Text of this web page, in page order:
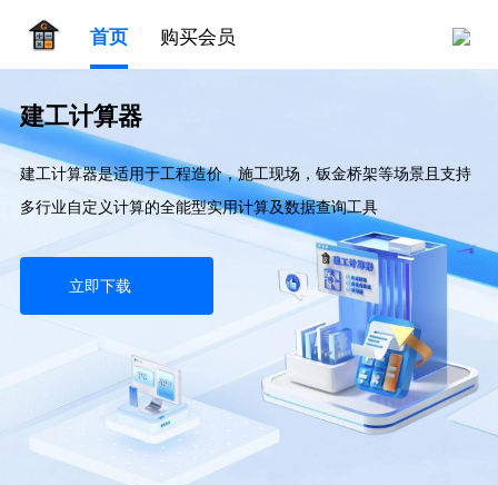
首页 购买会员
建工计算器
建工计算器是适用于工程造价，施工现场，钣金桥架等场景且支持
多行业自定义计算的全能型实用计算及数据查询工具
立即下载